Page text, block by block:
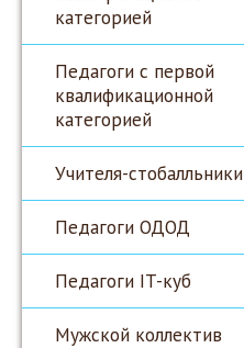
категорией
Педагоги с первой
квалификационной
категорией
Учителя-стобалльники
Педагоги ОДОД
Педагоги IT-куб
Мужской коллектив